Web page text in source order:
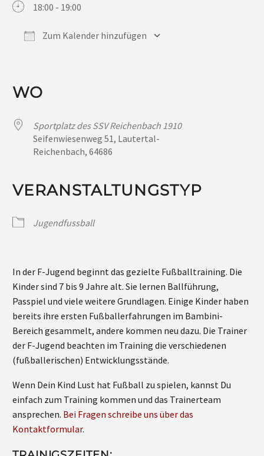
18:00 - 19:00
Zum Kalender hinzufügen
WO
Sportplatz des SSV Reichenbach 1910
Seifenwiesenweg 51, Lautertal-
Reichenbach, 64686
VERANSTALTUNGSTYP
Jugendfussball
In der F-Jugend beginnt das gezielte Fußballtraining. Die
Kinder sind 7 bis 9 Jahre alt. Sie lernen Ballführung,
Passpiel und viele weitere Grundlagen. Einige Kinder haben
bereits ihre ersten Fußballerfahrungen im Bambini-
Bereich gesammelt, andere kommen neu dazu. Die Trainer
der F-Jugend beachten im Training die verschiedenen
(fußballerischen) Entwicklungsstände.
Wenn Dein Kind Lust hat Fußball zu spielen, kannst Du
einfach zum Training kommen und das Trainerteam
ansprechen. Bei Fragen schreibe uns über das
Kontaktformular.